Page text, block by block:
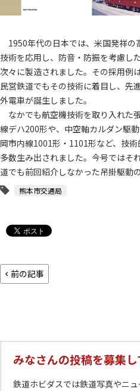
1950年代の日本では、米国発祥の
技術を応用し、防音・防振を考慮し
次々に製造されました。その採用例
民営鉄道でもその技術に着目し、先
外電車が誕生しました。
なかでも航空機技術を取り入れた
線デハ200形や、中空軸カルダン駆
岡市内線1001形・1101形など、技
多数生み出されました。今号ではそ
道でも前回紹介しなかった吊掛駆動
熊本市交通局
前の記事
みなさんの投稿を募集
鉄道ホビダスでは鉄道写真やニ